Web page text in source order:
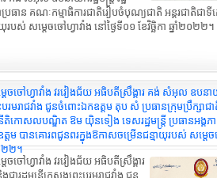
ប្រធាន គណៈកម្មាធិការជាតិរៀបចំបុណ្យជាតិ អន្តរជាតិជាទី
របស់ សម្ដេចចៅហ្វាវាំង នៅថ្ងៃទី០១ ខែវិច្ឆិកា ឆ្នាំ២០២២។
ចៅហ្វាវាំង វរវៀងជ័យ អធិបតីស្រឹង្គារ គង់ សំអុល ឧបន
ះបរមរាជវាំង ជូនចំពោះឯកឧត្តម តុប សំ ប្រធានក្រុមប្រឹក្សាជ
កោសលបណ្ឌិត ឱម យ៉ិនទៀង ទេសរដ្ឋមន្រ្តី ប្រធានអង្គភ
ម បានគោរពជូនពរក្នុងឱកាសចម្រើនជន្មាយុរបស់ សម្ដេច
០២២។
ៅហ្វាវាំង វរវៀងជ័យ អធិបតីស្រឹង្គារ
រដ្ឋមន្ត្រីក្រសួងព្រះបរមរាជវាំង ជូន